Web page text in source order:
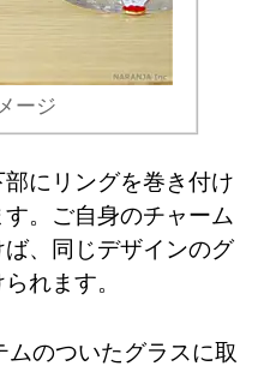
ージ
にリングを巻き付け
。ご自身のチャーム
、同じデザインのグ
れます。
のついたグラスに取